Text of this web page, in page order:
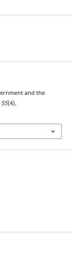
and the
55(4).